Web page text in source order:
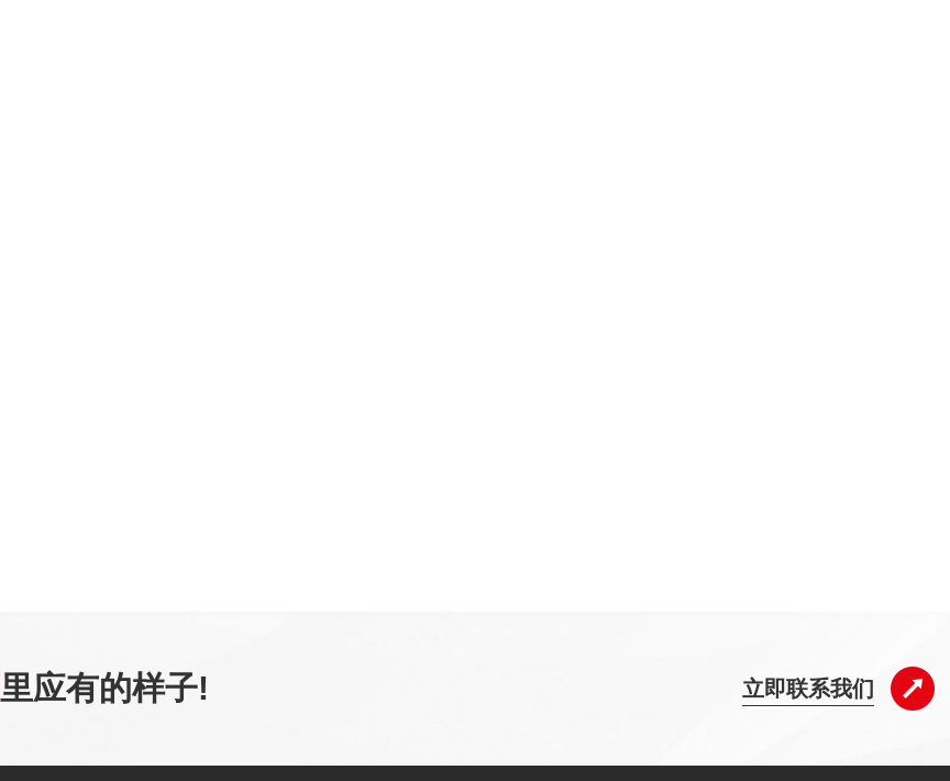
里应有的样子! 立即联系我们